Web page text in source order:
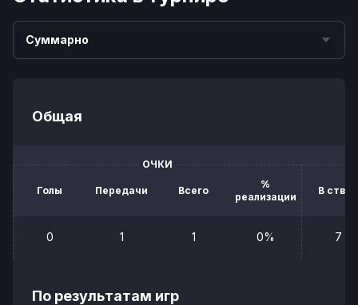
Суммарно
Общая
ОЧКИ
Голы Передачи Всего
%
реализации
В створ
0 1 1 0% 7
По результатам игр